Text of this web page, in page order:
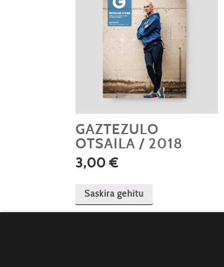
GAZTEZULO
OTSAILA / 2018
3,00€
Saskira gehitu